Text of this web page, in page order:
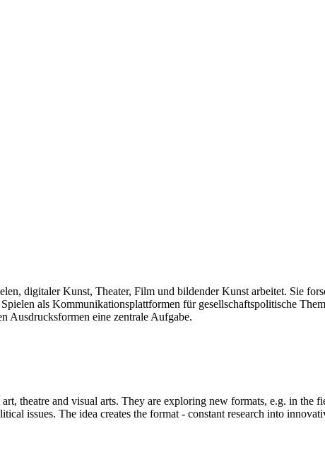
digitaler Kunst, Theater, Film und bildender Kunst arbeitet. Sie
als Kommunikationsplattformen für gesellschaftspolitische
Ausdrucksformen eine zentrale Aufgabe.
theatre and visual arts. They are exploring new formats, e.g. in the
issues. The idea creates the format - constant research into